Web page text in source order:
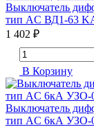
Выключатель
тип AC ВД1-63
1 402 ₽
В Корзину
Выключатель
тип AC 6кА УЗО-